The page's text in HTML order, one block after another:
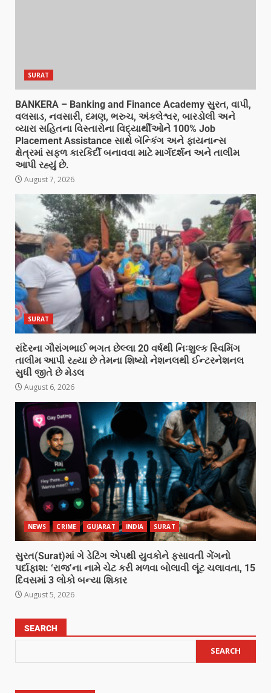
SURAT
BANKERA – Banking and Finance Academy સુરત, વાપી,
વલસાડ, નવસારી, દમણ, ભરુચ, અંકલેશ્વર, બારડોલી અને
વ્યારા સહિતના વિસ્તારોના વિદ્યાર્થીઓને 100% Job
Placement Assistance સાથે બૅન્કિંગ અને ફાયનાન્સ
ક્ષેત્રમાં સફળ કારકિર્દી બનાવવા માટે માર્ગદર્શન અને તાલીમ
આપી રહ્યું છે.
August 7, 2026
SURAT
રાંદેરના ગૌરાંગભાઈ ભગત છેલ્લા 20 વર્ષથી નિઃશુલ્ક સ્વિમિંગ
તાલીમ આપી રહ્યા છે તેમના શિષ્યો નેશનલથી ઈન્ટરનેશનલ
સુધી જીતે છે મેડલ
August 6, 2026
NEWS CRIME GUJARAT INDIA SURAT
સુરત(Surat)માં ગે ડેટિંગ એપથી યુવકોને ફસાવતી ગેંગનો
પર્દાફાશ: ‘રાજ’ના નામે ચેટ કરી મળવા બોલાવી લૂંટ ચલાવતા, 15
દિવસમાં 3 લોકો બન્યા શિકાર
August 5, 2026
SEARCH
SEARCH